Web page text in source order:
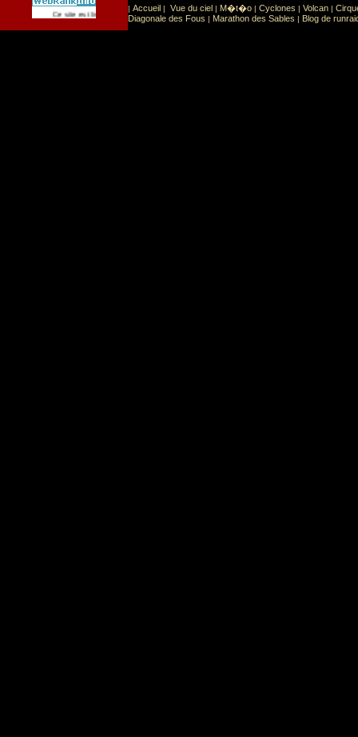
Ce site est list� dans la cat�gorie Sport Sports extr�mes
| Accueil | Vue du ciel | M�t�o | Cyclones | Volcan |
Diagonale des Fous | Marathon des Sables | Blog de